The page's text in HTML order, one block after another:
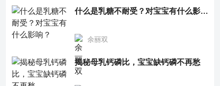
什么是乳糖不耐受？对宝宝有什么影响？
余丽双
揭秘母乳钙磷比，宝宝缺钙磷不再愁